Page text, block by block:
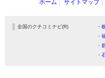
ホーム サイトマップ
全国のクチコミナビ(R) ・
・
・
・